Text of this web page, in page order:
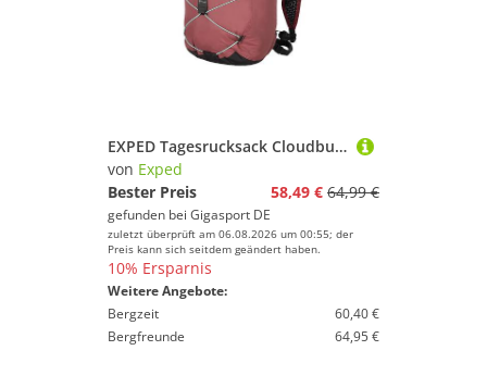
EXPED Tagesrucksack Cloudburst 15 beere
von Exped
Bester Preis
58,49 € 64,99 €
gefunden bei Gigasport DE
zuletzt überprüft am 06.08.2026 um 00:55; der
Preis kann sich seitdem geändert haben.
10% Ersparnis
Weitere Angebote:
Bergzeit
60,40 €
Bergfreunde
64,95 €